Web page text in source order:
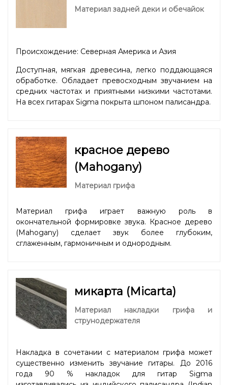
Материал задней деки и обечайок
Происхождение: Северная Америка и Азия
Доступная, мягкая древесина, легко поддающаяся
обработке. Обладает превосходным звучанием на
средних частотах и приятными низкими частотами.
На всех гитарах Sigma покрыта шпоном палисандра.
красное дерево
(Mahogany)
Материал грифа
Материал грифа играет важную роль в
окончательной формировке звука. Красное дерево
(Mahogany) сделает звук более глубоким,
сглаженным, гармоничным и однородным.
микарта (Micarta)
Материал накладки грифа и
струнодержателя
Накладка в сочетании с материалом грифа может
существенно изменить звучание гитары. До 2016
года 90 % накладок для гитар Sigma